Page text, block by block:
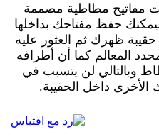
مفاتيح مطاطية مصممة
حفظ مفتاحك بداخلها
ظهرك ثم العثور عليه
المعالم كما أن أطرافه
وبالتالي لن يتسبب في
الأخرى داخل الحقيبة.